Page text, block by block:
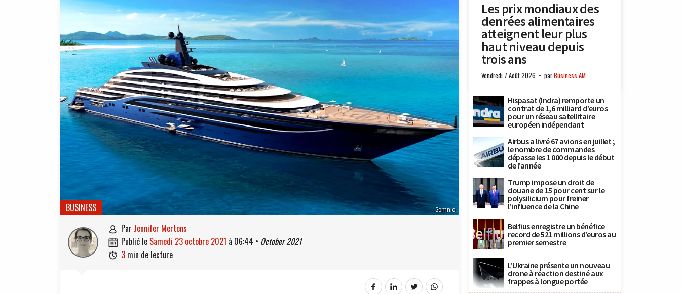
Somnio
BUSINESS
 par Jennifer Mertens
 publié le samedi 23 octobre 2021 à 06:44 • October 2021
 3 min de lecture
Les prix mondiaux des
denrées alimentaires
atteignent leur plus
haut niveau depuis
trois ans
Vendredi 7 Août 2026 parBusiness AM
Hispasat (Indra) remporte un
contrat de 1,6 milliard d’euros
pour un réseau satellitaire
européen indépendant
Airbus a livré 67 avions en juillet ;
le nombre de commandes
dépasse les 1 000 depuis le début
de l’année
Trump impose un droit de
douane de 15 pour cent sur le
polysilicium pour freiner
l’influence de la Chine
Belfius enregistre un bénéfice
record de 521 millions d’euros au
premier semestre
L’Ukraine présente un nouveau
drone à réaction destiné aux
frappes à longue portée